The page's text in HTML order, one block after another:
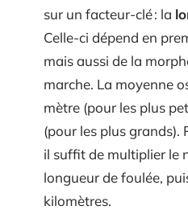
sur un facteur-clé : la
Celle-ci dépend en
mais aussi de la
marche. La moyenne
mètre (pour les plus
(pour les plus grands).
il suffit de multiplier le
longueur de foulée,
kilomètres.